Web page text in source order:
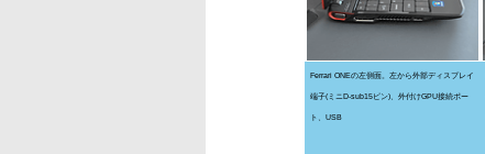
Ferrari ONEの左側面。左から外部ディスプレイ
端子(ミニD-sub15ピン)、外付けGPU接続ポー
ト、USB